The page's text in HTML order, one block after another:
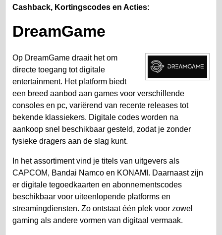
Cashback, Kortingscodes en Acties:
DreamGame
Op DreamGame draait het om
directe toegang tot digitale
entertainment. Het platform biedt
een breed aanbod aan games voor verschillende
consoles en pc, variërend van recente releases tot
bekende klassiekers. Digitale codes worden na
aankoop snel beschikbaar gesteld, zodat je zonder
fysieke dragers aan de slag kunt.
In het assortiment vind je titels van uitgevers als
CAPCOM, Bandai Namco en KONAMI. Daarnaast zijn
er digitale tegoedkaarten en abonnementscodes
beschikbaar voor uiteenlopende platforms en
streamingdiensten. Zo ontstaat één plek voor zowel
gaming als andere vormen van digitaal vermaak.